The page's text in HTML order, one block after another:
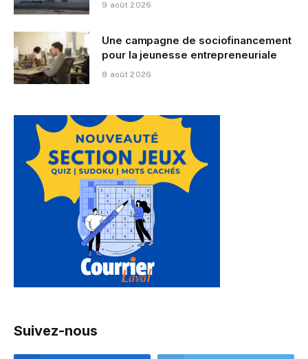
9 août 2026
Une campagne de sociofinancement
pour la jeunesse entrepreneuriale
8 août 2026
Suivez-nous